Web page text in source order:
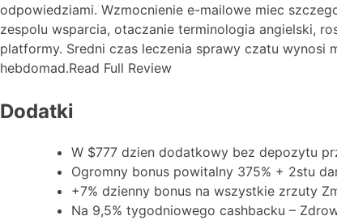
odpowiedziami. Wzmocnienie e-mailowe miec
zespolu wsparcia, otaczanie terminologia angielski,
platformy. Sredni czas leczenia sprawy czatu
hebdomad.Read Full Review
Dodatki
W $777 dzien dodatkowy bez depozytu
Ogromny bonus powitalny 375% + 2stu
+7% dzienny bonus na wszystkie zrzuty
Na 9,5% tygodniowego cashbacku –